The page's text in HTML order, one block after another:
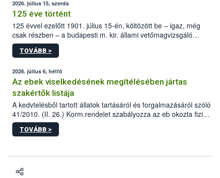
2026. július 15, szerda
125 éve történt
125 évvel ezelőtt 1901. július 15-én, költözött be – igaz, még
csak részben – a budapesti m. kir. állami vetőmagvizsgáló
állomás a Kis Rókus utca 15. szám alatti, Czigler Győző által
tervezett új épületébe.
TOVÁBB >
2026. július 6, hétfő
Az ebek viselkedésének megítélésében jártas
szakértők listája
A kedvtelésből tartott állatok tartásáról és forgalmazásáról szóló
41/2010. (II. 26.) Korm.rendelet szabályozza az eb okozta fizikai
sérülés, illetve ennek veszélye keletkezésekor felmerülő
hatósági feladatokat, valamint a veszélyes eb tartását és annak
TOVÁBB >